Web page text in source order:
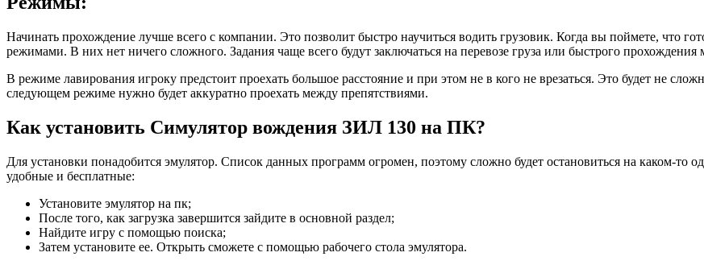
Начинать прохождение лучше всего с компании. Это позволит быстро научиться водить грузовик. Когда вы поймете, что
режимами. В них нет ничего сложного. Задания чаще всего будут заключаться на перевозе груза или быстрого прохождения
В режиме лавирования игроку предстоит проехать большое расстояние и при этом не в кого не врезаться. Это будет не
следующем режиме нужно будет аккуратно проехать между препятствиями.
Как установить Симулятор вождения ЗИЛ 130 на ПК?
Для установки понадобится эмулятор. Список данных программ огромен, поэтому сложно будет остановиться на каком-то
удобные и бесплатные:
Установите эмулятор на пк;
После того, как загрузка завершится зайдите в основной раздел;
Найдите игру с помощью поиска;
Затем установите ее. Открыть сможете с помощью рабочего стола эмулятора.